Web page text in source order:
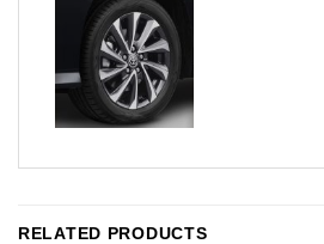
RELATED PRODUCTS